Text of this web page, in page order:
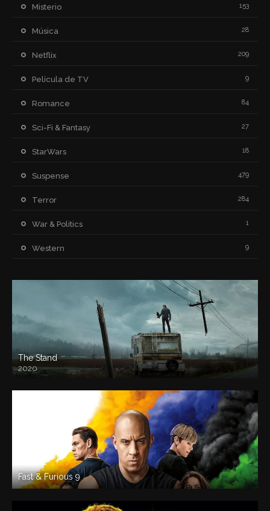
Misterio 153
Música 28
Netflix 209
Película de TV 9
Romance 84
Sci-Fi & Fantasy 27
StarWars 18
Suspense 479
Terror 284
War & Politics 1
Western 9
The Stand
2020
Fast & Furious 9